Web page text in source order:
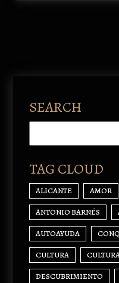
SEARCH
TAG CLOUD
ALICANTE AMOR
ANTONIO BARNÉS
AUTOAYUDA
CULTURA
DESCUBRIMIENTO